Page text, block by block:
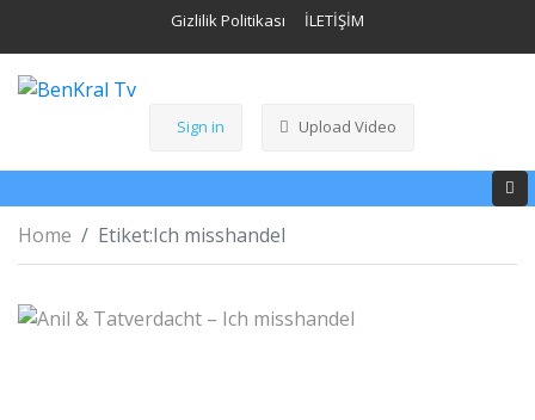
Gizlilik Politikası İLETİŞİM
Sign in Upload Video
Home Etiket:Ich misshandel